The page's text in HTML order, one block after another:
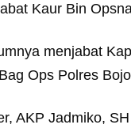
Kaur Bin
menjabat
Ops Polres
AKP Jadmiko,